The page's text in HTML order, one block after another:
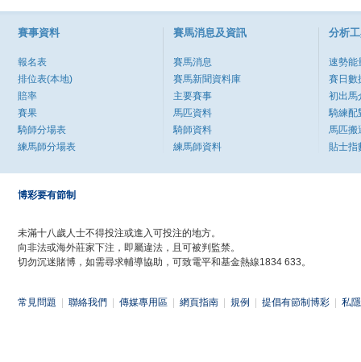
賽事資料
報名表
排位表(本地)
賠率
賽果
騎師分場表
練馬師分場表
賽馬消息及資訊
賽馬消息
賽馬新聞資料庫
主要賽事
馬匹資料
騎師資料
練馬師資料
分析
速勢能
賽日數
初出馬
騎練配
馬匹搬
貼士指
博彩要有節制
未滿十八歲人士不得投注或進入可投注的地方。
向非法或海外莊家下注，即屬違法，且可被判監禁。
切勿沉迷賭博，如需尋求輔導協助，可致電平和基金熱線1834 633。
常見問題 聯絡我們 傳媒專用區 網頁指南 規例 提倡有節制博彩 私